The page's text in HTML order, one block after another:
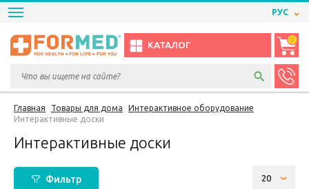
РУС
КАТАЛОГ
0
Главная Товары для дома
Интерактивное оборудование
Интерактивные доски
Интерактивные доски
Фильтр